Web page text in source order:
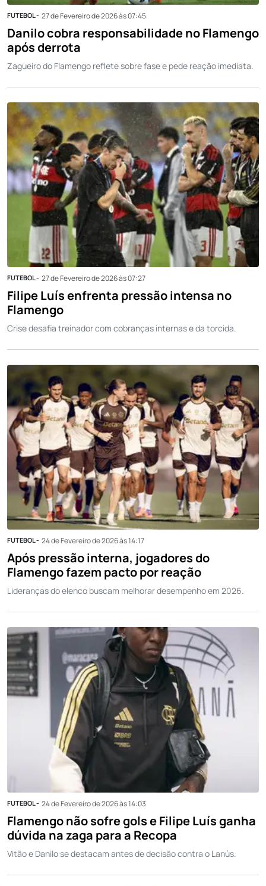
FUTEBOL - 27 de Fevereiro de 2026 às 07:45
Danilo cobra responsabilidade no Flamengo
após derrota
Zagueiro do Flamengo reflete sobre fase e pede reação imediata.
FUTEBOL - 27 de Fevereiro de 2026 às 07:27
Filipe Luís enfrenta pressão intensa no
Flamengo
Crise desafia treinador com cobranças internas e da torcida.
FUTEBOL - 24 de Fevereiro de 2026 às 14:17
Após pressão interna, jogadores do
Flamengo fazem pacto por reação
Lideranças do elenco buscam melhorar desempenho em 2026.
FUTEBOL - 24 de Fevereiro de 2026 às 14:03
Flamengo não sofre gols e Filipe Luís ganha
dúvida na zaga para a Recopa
Vitão e Danilo se destacam antes de decisão contra o Lanús.